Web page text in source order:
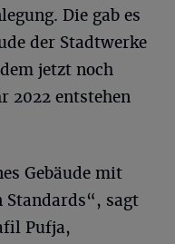
Die gab es
der Stadtwerke
jetzt noch
2022 entstehen
Gebäude mit
Standards“, sagt
Pufja,